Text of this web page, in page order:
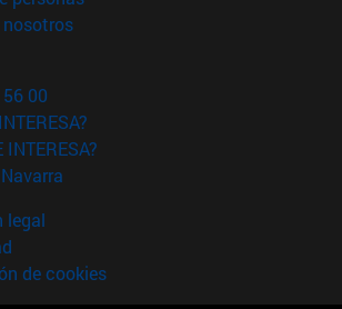
(abre en nueva ventana)
00
INTERESA?
legal
de cookies